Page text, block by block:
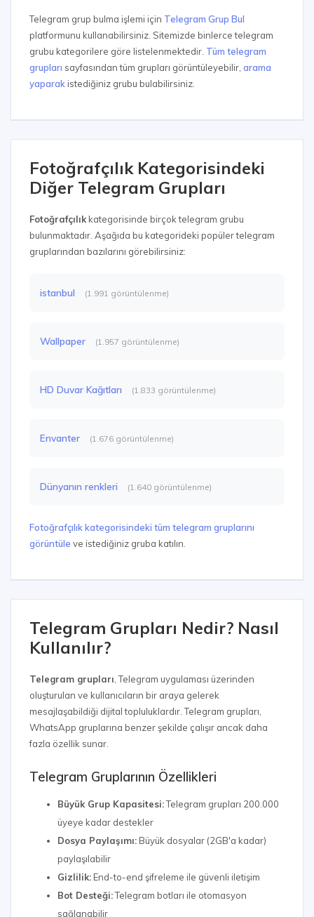
Telegram grup bulma işlemi için Telegram Grup Bul
platformunu kullanabilirsiniz. Sitemizde binlerce telegram
grubu kategorilere göre listelenmektedir. Tüm telegram
grupları sayfasından tüm grupları görüntüleyebilir, arama
yaparak istediğiniz grubu bulabilirsiniz.
Fotoğrafçılık Kategorisindeki
Diğer Telegram Grupları
Fotoğrafçılık kategorisinde birçok telegram grubu
bulunmaktadır. Aşağıda bu kategorideki popüler telegram
gruplarından bazılarını görebilirsiniz:
istanbul (1.991 görüntülenme)
Wallpaper (1.957 görüntülenme)
HD Duvar Kağıtları (1.833 görüntülenme)
Envanter (1.676 görüntülenme)
Dünyanın renkleri (1.640 görüntülenme)
Fotoğrafçılık kategorisindeki tüm telegram gruplarını
görüntüle ve istediğiniz gruba katılın.
Telegram Grupları Nedir? Nasıl
Kullanılır?
Telegram grupları , Telegram uygulaması üzerinden
oluşturulan ve kullanıcıların bir araya gelerek
mesajlaşabildiği dijital topluluklardır. Telegram grupları,
WhatsApp gruplarına benzer şekilde çalışır ancak daha
fazla özellik sunar.
Telegram Gruplarının Özellikleri
Büyük Grup Kapasitesi:Telegram grupları 200.000
üyeye kadar destekler
Dosya Paylaşımı: Büyük dosyalar (2GB'a kadar)
paylaşılabilir
Gizlilik: End-to-end şifreleme ile güvenli iletişim
Bot Desteği:Telegram botları ile otomasyon
sağlanabilir